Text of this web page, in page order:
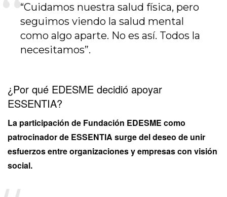
“Cuidamos nuestra salud física, pero
seguimos viendo la salud mental
como algo aparte. No es así. Todos la
necesitamos”.
¿Por qué EDESME decidió apoyar
ESSENTIA?
La participación de Fundación EDESME como
patrocinador de ESSENTIA surge del deseo de unir
esfuerzos entre organizaciones y empresas con visión
social.